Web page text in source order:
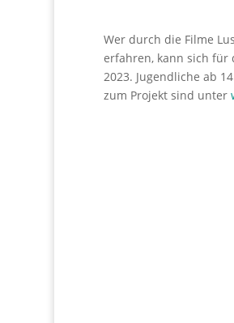
Wer durch die Filme
erfahren, kann sich für
2023. Jugendliche ab
zum Projekt sind unter